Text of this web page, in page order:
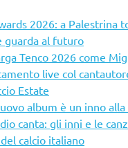
2026: a Palestrina
guarda al futuro
Tenco 2026 come
live col
Estate
album è un inno
canta: gli inni e le
calcio italiano